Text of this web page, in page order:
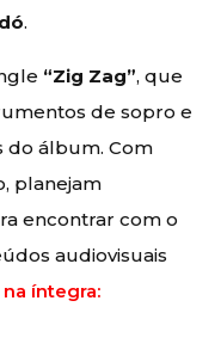
.
“Zig Zag”, que
de sopro e
do álbum. Com
planejam
encontrar com o
audiovisuais
íntegra: